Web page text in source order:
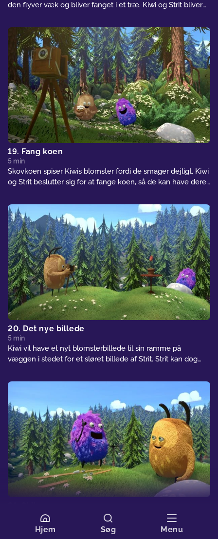
den flyver væk og bliver fanget i et træ. Kiwi og Strit bliver
19. Fang koen
5 min
Skovkoen spiser Kiwis blomster fordi de smager dejligt. Kiwi
og Strit beslutter sig for at fange koen, så de kan have deres
20. Det nye billede
5 min
Kiwi vil have et nyt blomsterbillede til sin ramme på
væggen i stedet for et sløret billede af Strit. Strit kan dog
billedet.
Strit bygger en skihop-platform på en bakke. Med Kiwis
hjælp får han den til at fungere uden sne. Nu skal Strit bare
Hjem Søg Menu